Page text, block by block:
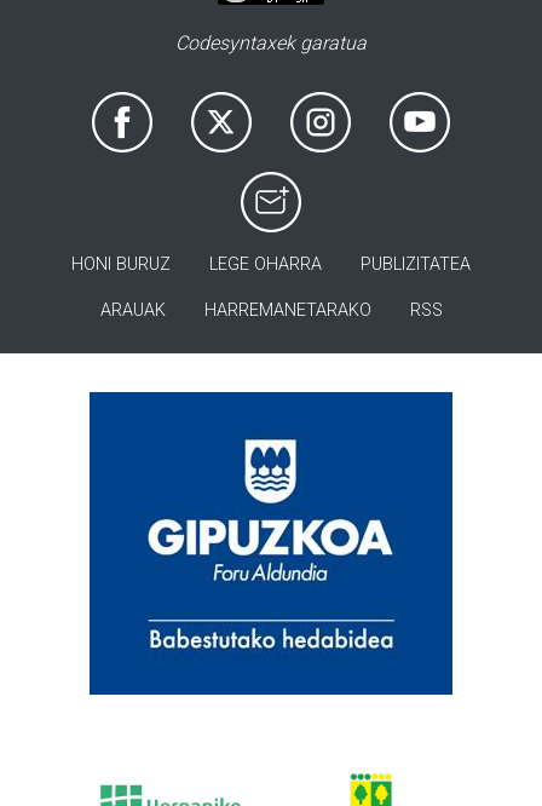
Codesyntaxek garatua
HONI BURUZ LEGE OHARRA PUBLIZITATEA
ARAUAK HARREMANETARAKO RSS